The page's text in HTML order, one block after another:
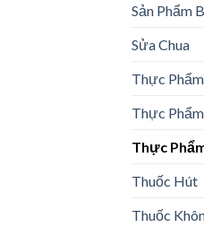
Sản Phẩm
Sửa Chua
Thực
Thực
Thực
Thuốc Hút
Thuốc
Pate Gan Heo Như Lan